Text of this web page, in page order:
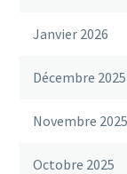
Janvier 2026
Décembre 2025
Novembre 2025
Octobre 2025